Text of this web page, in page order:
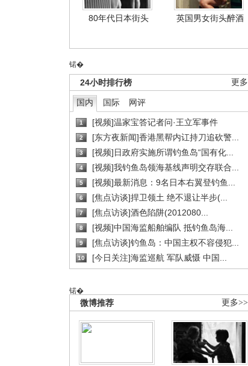
80年代日本街头 英国男女街头醉酒
锘�
更多
24小时排行榜
国内 国际 网评
1 [视频]温家宝答记者问·王立军事件
2 [东方夜新闻]香港黑帮内讧持刀追砍警...
3 [视频]日政府实施所谓钓鱼岛“国有化...
4 [视频]我钓鱼岛领海基线声明交存联合...
5 [视频]最新消息：9名日本右翼登钓鱼...
6 [焦点访谈]捍卫领土 绝不退让半步(...
7 [焦点访谈]酒色陷阱(2012080...
8 [视频]中国海监船舶编队 抵钓鱼岛海...
9 [焦点访谈]钓鱼岛：中国主权不容侵犯...
10 [今日关注]海监巡航 军队威慑 中国...
锘�
更多>>
微博推荐